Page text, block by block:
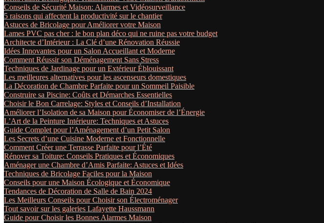
Conseils de Sécurité Maison: Alarmes et Vidéosurveillance
5 raisons qui affectent la productivité sur le chantier
Astuces de Bricolage pour Améliorer votre Maison
Lames PVC pas cher : le bon plan déco qui ne ruine pas votre budget
Architecte d’Intérieur : La Clé d’une Rénovation Réussie
Idées Innovantes pour un Salon Accueillant et Moderne
Comment Réussir son Déménagement Sans Stress
Techniques de Jardinage pour un Extérieur Éblouissant
Les meilleures alternatives pour les ascenseurs domestiques
La Décoration de Chambre Parfaite pour un Sommeil Paisible
Construire sa Piscine: Coûts et Démarches Essentielles
Choisir le Bon Carrelage: Styles et Conseils d’Installation
Améliorer l’Isolation de sa Maison pour Économiser de l’Énergie
L’Art de la Peinture Intérieure: Techniques et Astuces
Guide Complet pour l’Aménagement d’un Petit Salon
Les Secrets d’une Cuisine Moderne et Fonctionnelle
Comment Créer une Terrasse Parfaite pour l’Été
Rénover sa Toiture: Conseils Pratiques et Économiques
Aménager une Chambre d’Amis Parfaite: Astuces et Idées
Techniques de Bricolage Faciles pour la Maison
Conseils pour une Maison Écologique et Économique
Tendances de Décoration de Salle de Bain 2024
Les Meilleurs Conseils pour Choisir son Électroménager
Tout savoir sur les galeries Lafayette Haussmann
Guide pour Choisir les Bonnes Alarmes Maison